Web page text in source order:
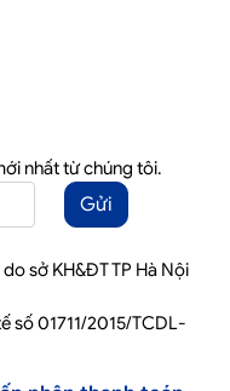
nhất từ chúng tôi.
Gửi
sở KH&ĐT TP Hà Nội
số 01711/2015/TCDL-